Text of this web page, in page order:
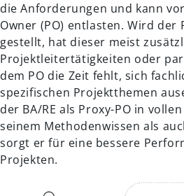
die Anforderungen und kann
Owner (PO) entlasten. Wird der
gestellt, hat dieser meist
Projektleitertätigkeiten oder
dem PO die Zeit fehlt, sich
spezifischen Projektthemen
der BA/RE als Proxy-PO in
seinem Methodenwissen als
sorgt er für eine bessere
Projekten.